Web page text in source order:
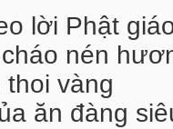
lời Phật
nén
thoi vàng
ăn đàng